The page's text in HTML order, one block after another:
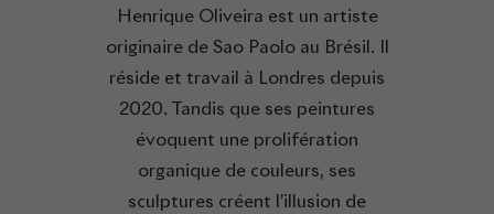
Henrique Oliveira est un artiste
originaire de Sao Paolo au Brésil. Il
réside et travail à Londres depuis
2020. Tandis que ses peintures
évoquent une prolifération
organique de couleurs, ses
sculptures créent l’illusion de